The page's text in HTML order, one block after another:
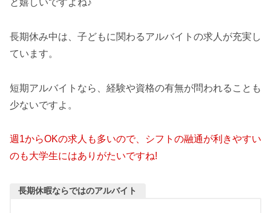
と嬉しいですよね♪
長期休み中は、子どもに関わるアルバイトの求人が充実し
ています。
短期アルバイトなら、経験や資格の有無が問われることも
少ないですよ。
週1からOKの求人も多いので、シフトの融通が利きやすい
のも大学生にはありがたいですね!
長期休暇ならではのアルバイト